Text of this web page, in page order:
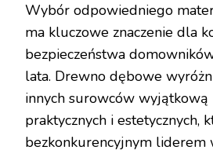
Wybór odpowiedniego
ma kluczowe znaczenie dla
bezpieczeństwa
lata. Drewno dębowe
innych surowców wyjątkową
praktycznych i estetycznych,
bezkonkurencyjnym liderem